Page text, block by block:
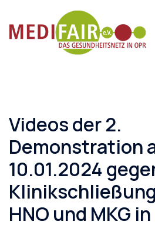
Inhalt
springen
Videos der 2.
Demonstration
10.01.2024
HNO und MKG